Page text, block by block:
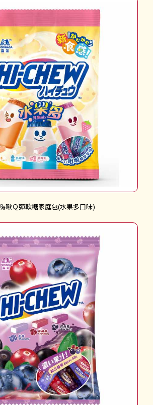
啾Ｑ彈軟糖家庭包(水果多口味)